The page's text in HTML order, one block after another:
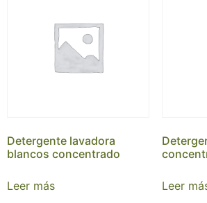
Detergente lavadora
blancos concentrado
Leer más Leer